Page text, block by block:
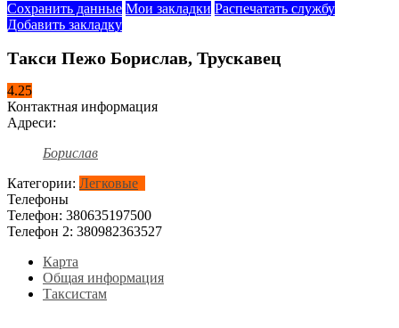
Сохранить данные Мои закладки Распечатать службу
Добавить закладку
Такси Пежо Борислав, Трускавец
4.25
Контактная информация
Адреси:
Борислав
Категории: Легковые
Телефоны
Телефон: 380635197500
Телефон 2: 380982363527
Карта
Общая информация
Таксистам